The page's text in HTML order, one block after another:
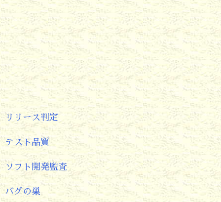
リリース判定
テスト品質
ソフト開発監査
バグの巣